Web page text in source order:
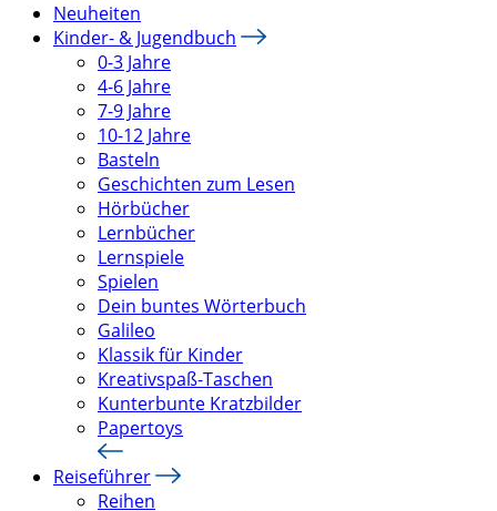
Neuheiten
Kinder- & Jugendbuch
0-3 Jahre
4-6 Jahre
7-9 Jahre
10-12 Jahre
Basteln
Geschichten zum Lesen
Hörbücher
Lernbücher
Lernspiele
Spielen
Dein buntes Wörterbuch
Galileo
Klassik für Kinder
Kreativspaß-Taschen
Kunterbunte Kratzbilder
Papertoys
Reiseführer
Reihen